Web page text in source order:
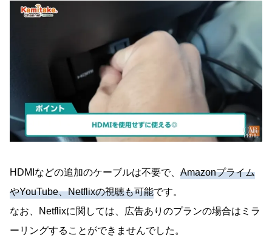
HDMIなどの追加のケーブルは不要で、 Amazonプライム
やYouTube、Netflixの視聴も可能です。
なお、Netflixに関しては、広告ありのプランの場合はミラ
ーリングすることができませんでした。